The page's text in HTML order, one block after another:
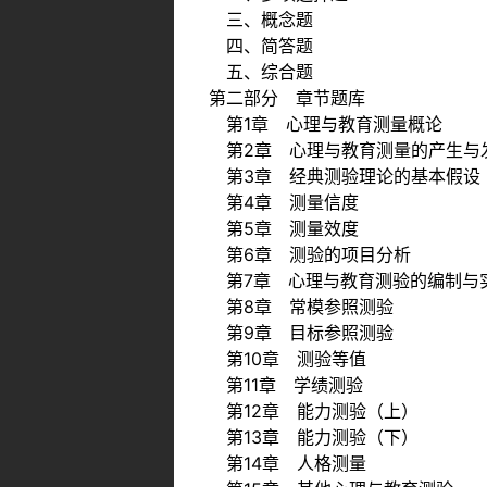
三、概念题
四、简答题
五、综合题
第二部分 章节题库
第1章 心理与教育测量概论
第2章 心理与教育测量的产生与
第3章 经典测验理论的基本假设
第4章 测量信度
第5章 测量效度
第6章 测验的项目分析
第7章 心理与教育测验的编制与
第8章 常模参照测验
第9章 目标参照测验
第10章 测验等值
第11章 学绩测验
第12章 能力测验（上）
第13章 能力测验（下）
第14章 人格测量